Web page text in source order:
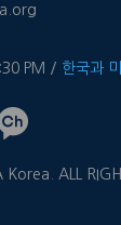
PM / 한국과
ALL